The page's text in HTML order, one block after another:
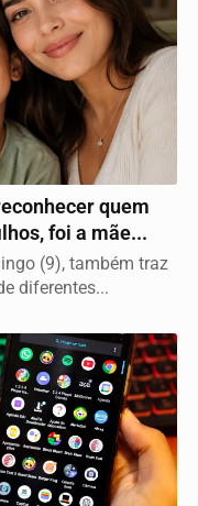
quem
foi a mãe...
(9), também traz
diferentes...